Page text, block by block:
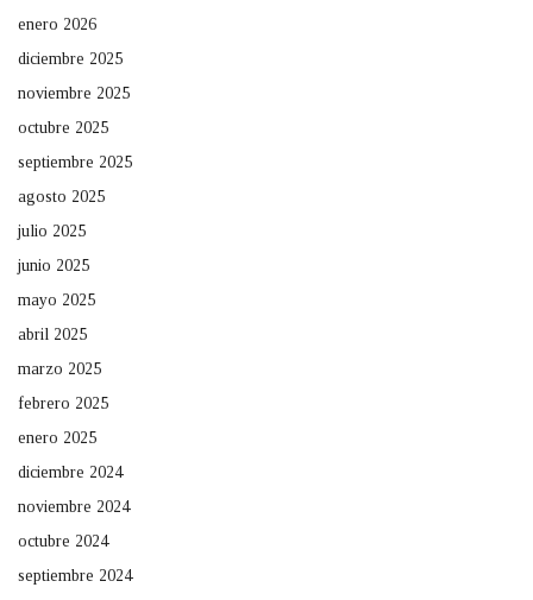
enero 2026
diciembre 2025
noviembre 2025
octubre 2025
septiembre 2025
agosto 2025
julio 2025
junio 2025
mayo 2025
abril 2025
marzo 2025
febrero 2025
enero 2025
diciembre 2024
noviembre 2024
octubre 2024
septiembre 2024